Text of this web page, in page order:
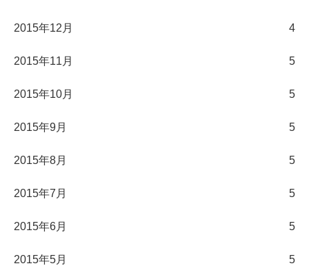
2015年12月 4
2015年11月 5
2015年10月 5
2015年9月 5
2015年8月 5
2015年7月 5
2015年6月 5
2015年5月 5